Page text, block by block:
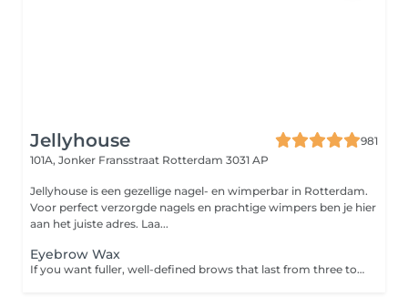
Jellyhouse
981
101A, Jonker Fransstraat Rotterdam 3031 AP
Jellyhouse is een gezellige nagel- en wimperbar in Rotterdam.
Voor perfect verzorgde nagels en prachtige wimpers ben je hier
aan het juiste adres. Laa...
Eyebrow Wax
If you want fuller, well-defined brows that last from three to five weeks, book in for a wax and tint. Please note: If you have not had a patch at this salon in the last 6 months then a patch test is required 24 to 48 hours prior to your appointment. Please contact the salon to arrange this.